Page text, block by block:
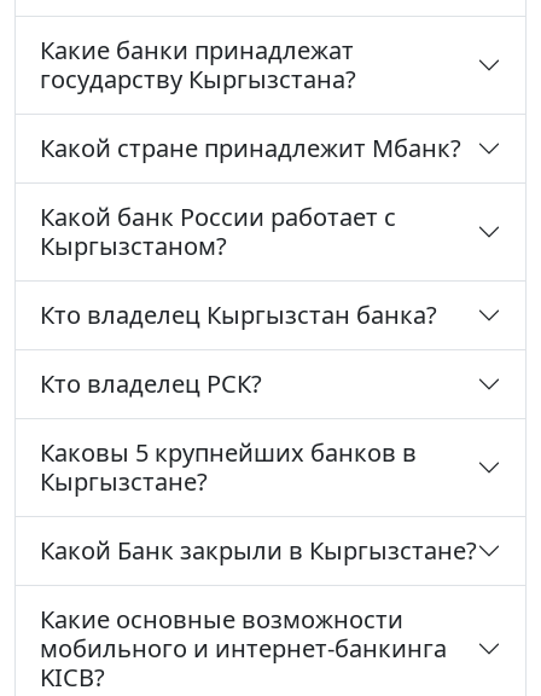
Какие банки принадлежат
государству Кыргызстана?
Какой стране принадлежит Мбанк?
Какой банк России работает с
Кыргызстаном?
Кто владелец Кыргызстан банка?
Кто владелец РСК?
Каковы 5 крупнейших банков в
Кыргызстане?
Какой Банк закрыли в Кыргызстане?
Какие основные возможности
мобильного и интернет-банкинга
KICB?